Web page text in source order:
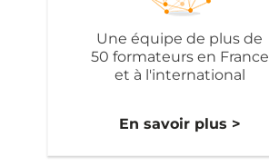
Une équipe de plus de
50 formateurs en France
et à l'international
En savoir plus >